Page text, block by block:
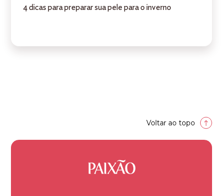
4 dicas para preparar sua pele para o inverno
Voltar ao topo